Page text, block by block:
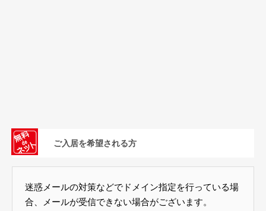
ご入居を希望される方
迷惑メールの対策などでドメイン指定を行っている場
合、メールが受信できない場合がございます。